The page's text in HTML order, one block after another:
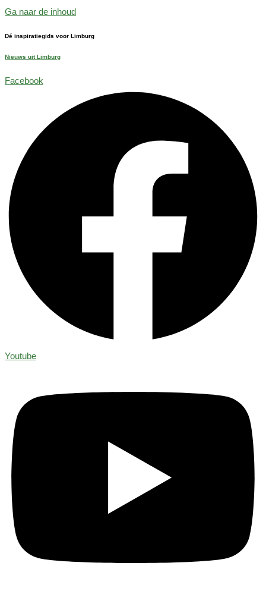
Ga naar de inhoud
Dé inspiratiegids voor Limburg
Nieuws uit Limburg
Facebook
Youtube